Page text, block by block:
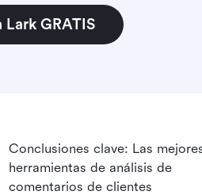
Lark GRATIS
Conclusiones clave: Las
herramientas de análisis de
comentarios de clientes